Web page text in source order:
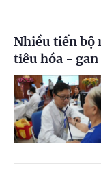
Nhiều tiến bộ
tiêu hóa -